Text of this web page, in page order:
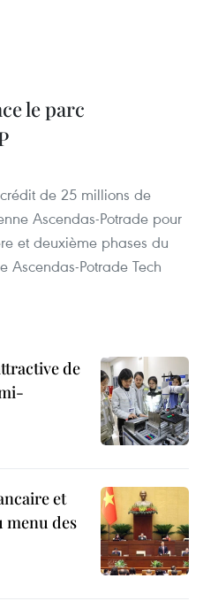
le parc
de 25 millions de
Ascendas-Potrade pour
et deuxième phases du
Ascendas-Potrade Tech
de
et
menu des